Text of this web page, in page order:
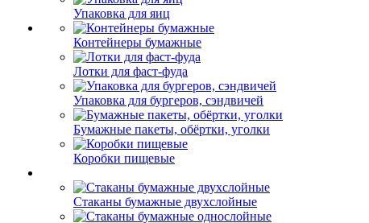
Упаковка для яиц
Контейнеры бумажные
Лотки для фаст-фуда
Упаковка для бургеров, сэндвичей
Бумажные пакеты, обёртки, уголки
Коробки пищевые
Стаканы бумажные двухслойные